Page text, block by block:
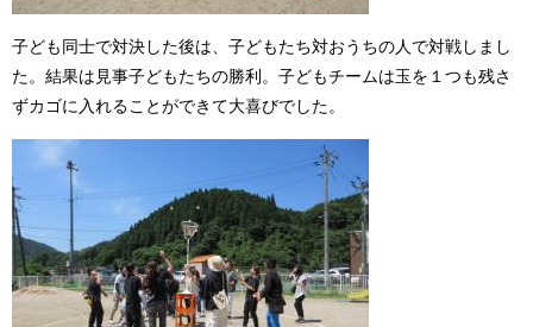
子ども同士で対決した後は、子どもたち対おうちの人で対戦しまし
た。結果は見事子どもたちの勝利。子どもチームは玉を１つも残さ
ずカゴに入れることができて大喜びでした。